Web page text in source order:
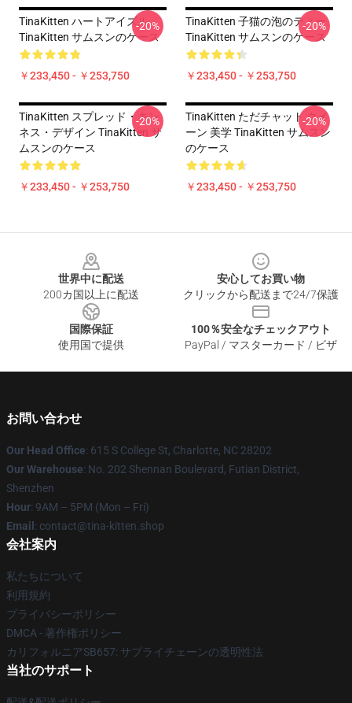
TinaKitten ハートアイズル
TinaKitten サムスンのケース
￥233,450 - ￥253,750
-20%
TinaKitten 子猫の泡のティー
TinaKitten サムスンのケース
￥233,450 - ￥253,750
-20%
TinaKitten スプレッド・キン
ネス・デザイン TinaKitten サ
ムスンのケース
￥233,450 - ￥253,750
-20%
TinaKitten ただチャット クイ
ーン 美学 TinaKitten サムスン
のケース
￥233,450 - ￥253,750
-20%
世界中に配送
200カ国以上に配送
安心してお買い物
クリックから配送まで24/7保護
国際保証
使用国で提供
100％安全なチェックアウト
PayPal / マスターカード / ビザ
お問い合わせ
Our Head Office: 615 S College St, Charlotte, NC 28202
Our Warehouse: No. 202 Shennan Boulevard, Futian District,
Shenzhen
Hour: 9AM – 5PM (Mon – Fri)
Email : contact@tina-kitten.shop
会社案内
私たちについて
利用規約
プライバシーポリシー
DMCA - 著作権ポリシー
カリフォルニアSB657: サプライチェーンの透明性法
当社のサポート